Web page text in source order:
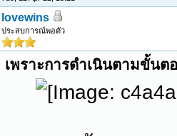
lovewins
ประสบการณ์พอตัว
เพราะการดำเนินตามขั้น